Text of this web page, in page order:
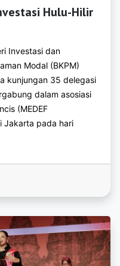
Hulu-Hilir
Investasi dan
Modal (BKPM)
kunjungan 35 delegasi
dalam asosiasi
(MEDEF
Jakarta pada hari